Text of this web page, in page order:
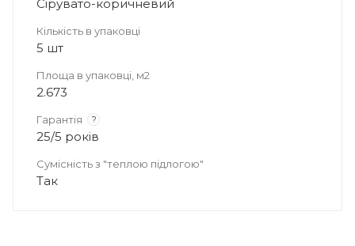
Сірувато-коричневий
Кількість в упаковці
5 шт
Площа в упаковці, м2
2.673
Гарантія ?
25/5 років
Сумісність з "теплою підлогою"
Так